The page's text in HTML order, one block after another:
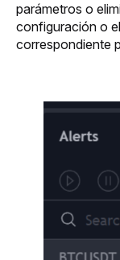
parámetros o
configuración o
correspondiente